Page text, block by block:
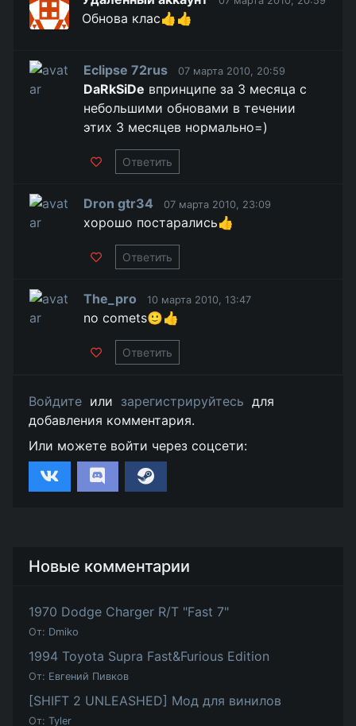
Обнова клас👍👍
Eclipse 72rus 07 марта 2010, 20:59
DaRkSiDe впринципе за 3 месяца с
небольшими обновами в течении
этих 3 месяцев нормально=)
Ответить
Dron gtr34 07 марта 2010, 23:09
хорошо постарались👍
Ответить
The_pro 10 марта 2010, 13:47
no comets🙂👍
Ответить
Войдите или зарегистрируйтесь для
добавления комментария.
Или можете войти через соцсети:
Новые комментарии
1970 Dodge Charger R/T "Fast 7"
От: Dmiko
1994 Toyota Supra Fast&Furious Edition
От: Евгений Пивков
[SHIFT 2 UNLEASHED] Мод для винилов
От: Tyler